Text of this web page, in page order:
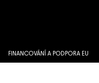
FINANCOVÁNÍ A PODPORA EU